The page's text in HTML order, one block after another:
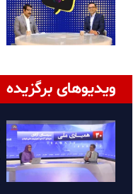
ویدیوهای برگزیده